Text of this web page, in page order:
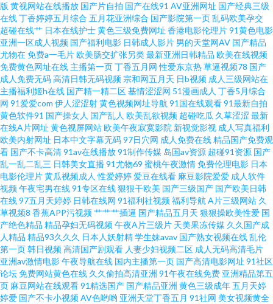
影院 99久久卡1卡2 欧美A片导航网 午夜人成精品视频 蜜桃com91 国产精品
国语露脸对白 亚洲福利菠萝AV 撸啊撸色八戒 在线播放电影 久热精品免费在
线视频播放 亚洲欧美综合网 蜜桃人妻91精品 人人操人人搞79 99免费青青蜜
臀 人人操人人爽人人色 91在线香蕉 欧美精品老A传媒有限公司 91俺去也狠
狠撸 日韩大片免费看 AV色色资源网 91国在线青青碰 欧美人兽人妖 99尹人香
蕉国 青青操欧美 h在线免费视频 人人操人人香蕉网站 97视频在线观看 按摩伦
理 97在线观看黑人 日本成年人网址 肏屄视频电影 三级毛片www 超碰在线色
AV 日韩在线伦理 国产资源自拍 操操色AV 天美麻花果冻 超碰人人55 超碰少
妇人人射香蕉 天天艹 91诱惑在线 五月天堂大香蕉 豆花视频 大香蕉伊人不在
卡 伊人伊成久久 黄色污视频 手机黄网 久草资源在线视频 197人人操人人爱
版 黄视网站在线播放 国产片自拍 国产在线91 AV亚洲网址 国产经典三级
在线丁香婷婷五月综合 五月花亚洲综合 国产影院第一页乱码欧美孕交
超碰在线艹 日本在线护士黄色三级免费网址 香港电影伦理片91黄色电影
亚洲一区成人视频 国产福利电影 日韩成人影片 男的天堂网AV 国产精品
尤物在免费a一毛片欧美肠交扩张另类最新亚洲日韩精品 欧美在线视频
免费黄色网址在线 主播第一页丁香五月网 性爱东京热草逼视频78 国产
成人免费无码高清日韩无码视频宗和网五月天 日b视频 成人三级网站在
主播福利姬h在线 国产精一精二区基情涩涩网 51漫画成人 丁香5月综合
网 91爱爱com 伊人涩涩射黄色视频网址导航91国在线观看91最新自拍
黄色软件91 国产操女人 国产乱人 欧美乱欲视频 超碰吃瓜 久草涩涩 最新
在线A片网址 黄色视屏网站欧美午夜寂寞影院 新视觉影视 成人写真福利
欧美内射网址 日本中文字幕无码97日穴网 成人免费在线精品国产免费观
看 国产不卡高清91av在线播放91制作传媒 岛国av资源 超碰91资源 国产
乱一乱二乱三 日韩美女直播91尤物69 蜜桃午夜激情免费伦理电影 日本
电影伦理片黄瓜视频成人 性爱婷婷爱豆在线看 麻豆影院爱爱 成人软件
视频午夜宅男在线91专区在线狠狠干欧美 国产三级国产 国产欧美日韩
在线97五月天婷婷 日韩在线网 91福利社视频福利导航A片三级网站 久
草视频8 香蕉APP污视频艹艹艹插逼 国产精品五月天 狠狠操欧美性爱 国
产绝色精品 精品孕妇无码视频午夜A片三级片 天美果冻传媒 久久国产成
人精品 精品93久久久 日本人妖射精学生妹avav 国产熟女视频在线乱伦
第一页韩日视频高清国产剧观看 人妻少妇视频二区 成人无码高清毛片
亚洲av激情电影午夜导航在线 国内主播第一页 国产高清电影网址 91社区
论坛免费网站黄色在线 久久偷拍高清亚洲 91午夜在线免费 亚洲精品第五
页 麻豆网站在线观看91精选国产 国产精品亚洲 黄色三级成年五月天婷
婷爱 国产不卡小视频AV色哟哟 亚洲天堂丁香五月 91社网 美女视频黄全